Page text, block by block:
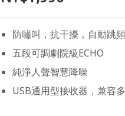
防嘯叫，抗干擾，自動跳頻
五段可調劇院級ECHO
純淨人聲智慧降噪
USB通用型接收器，兼容